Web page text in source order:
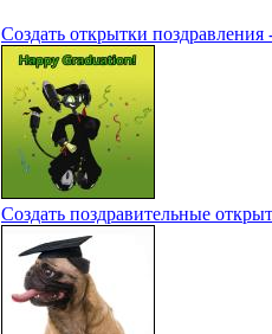
Создать открытки
Создать поздравительные